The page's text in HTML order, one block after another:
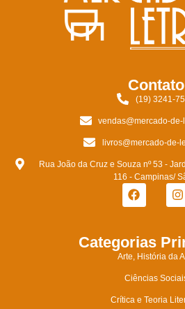
Contato
(19) 3241-
vendas@mercado-de-
livros@mercado-de-
Rua João da Cruz e Souza nº 53 -
116 - Campinas/
Categorias
Arte, História da
Ciências
Crítica e Teoria